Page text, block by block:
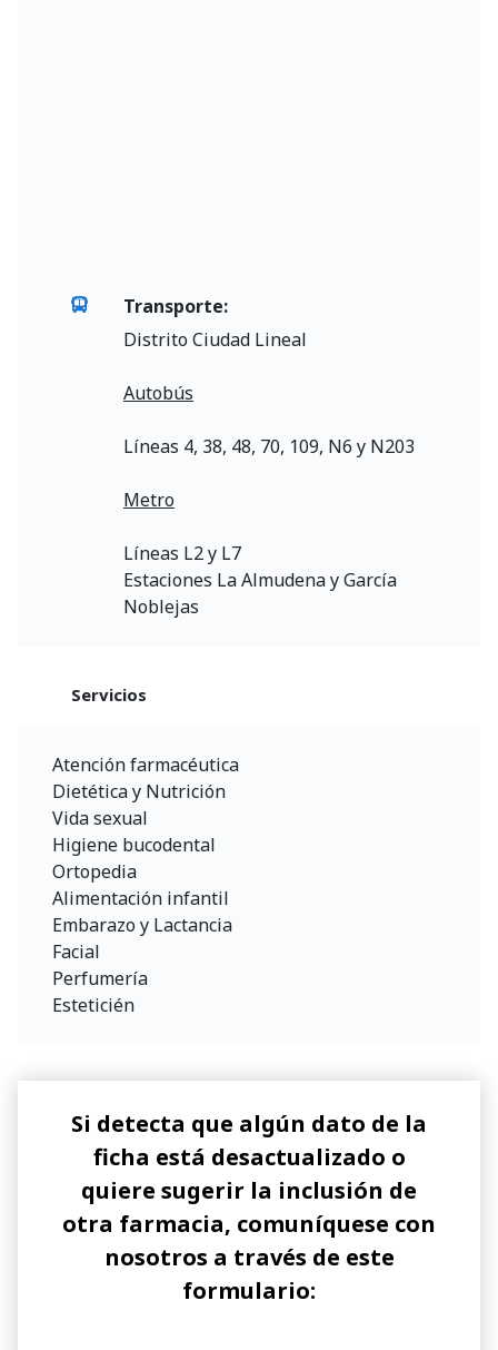
Transporte:
Distrito Ciudad Lineal
Autobús
Líneas 4, 38, 48, 70, 109, N6 y N203
Metro
Líneas L2 y L7
Estaciones La Almudena y García
Noblejas
Servicios
Atención farmacéutica
Dietética y Nutrición
Vida sexual
Higiene bucodental
Ortopedia
Alimentación infantil
Embarazo y Lactancia
Facial
Perfumería
Esteticién
Si detecta que algún dato de la
ficha está desactualizado o
quiere sugerir la inclusión de
otra farmacia, comuníquese con
nosotros a través de este
formulario: